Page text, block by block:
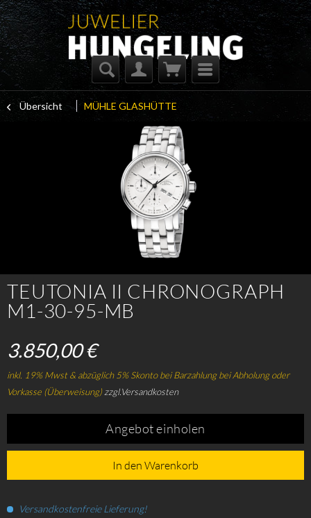
Übersicht MÜHLE GLASHÜTTE
TEUTONIA II CHRONOGRAPH
M1-30-95-MB
3.850,00 €
inkl. 19% Mwst & abzüglich 5% Skonto bei Barzahlung bei Abholung oder
Vorkasse (Überweisung)zzgl.Versandkosten
Angebot einholen
In den Warenkorb
Versandkostenfreie Lieferung!